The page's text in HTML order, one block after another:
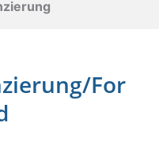
For